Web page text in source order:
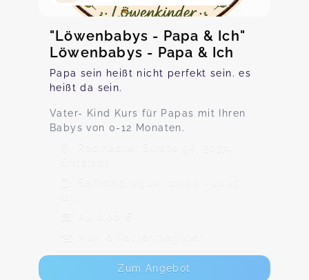
"Löwenbabys - Papa & Ich"
Löwenbabys - Papa & Ich
Papa sein heißt nicht perfekt sein. es
heißt da sein.
Vater- Kind Kurs für Papas mit Ihren
Babys von 0-12 Monaten.
Radmacher Straße 9A, 50374
Erftstadt
Samstag, 03.10., 10:00 - 10:45
Ab 0,00 €
Max. 6 TeilnehmerInnen
Zum Angebot